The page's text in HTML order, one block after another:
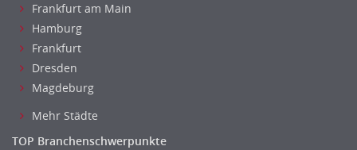
Frankfurt am Main
Hamburg
Frankfurt
Dresden
Magdeburg
Mehr Städte
TOP Branchenschwerpunkte